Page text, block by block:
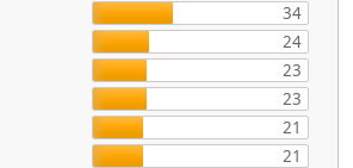
34
24
23
23
21
21